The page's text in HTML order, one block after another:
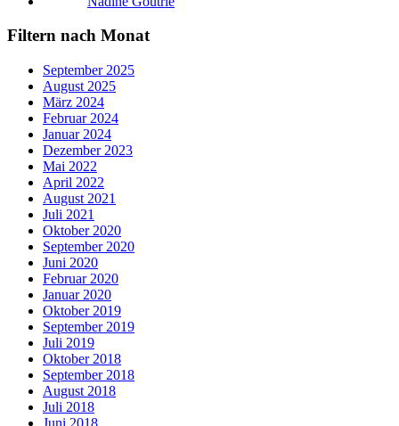
Filtern nach Monat
September 2025
August 2025
März 2024
Februar 2024
Januar 2024
Dezember 2023
Mai 2022
April 2022
August 2021
Juli 2021
Oktober 2020
September 2020
Juni 2020
Februar 2020
Januar 2020
Oktober 2019
September 2019
Juli 2019
Oktober 2018
September 2018
August 2018
Juli 2018
Juni 2018